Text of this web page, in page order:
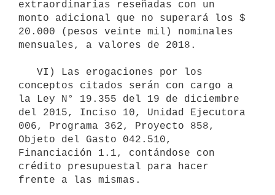
extraordinarias reseñadas con un
monto adicional que no superará los $
20.000 (pesos veinte mil) nominales
mensuales, a valores de 2018.
conceptos citados serán con cargo a
la Ley N° 19.355 del 19 de diciembre
del 2015, Inciso 10, Unidad Ejecutora
006, Programa 362, Proyecto 858,
Objeto del Gasto 042.510,
Financiación 1.1, contándose con
crédito presupuestal para hacer
frente a las mismas.